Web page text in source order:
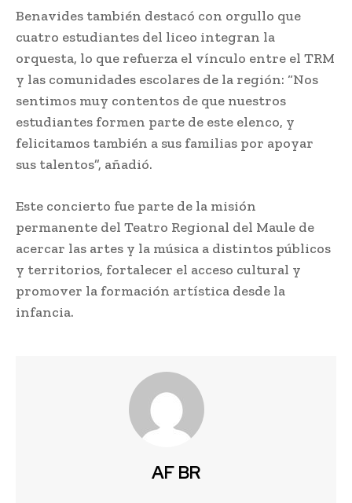
Benavides también destacó con orgullo que
cuatro estudiantes del liceo integran la
orquesta, lo que refuerza el vínculo entre el TRM
y las comunidades escolares de la región: “Nos
sentimos muy contentos de que nuestros
estudiantes formen parte de este elenco, y
felicitamos también a sus familias por apoyar
sus talentos”, añadió.
Este concierto fue parte de la misión
permanente del Teatro Regional del Maule de
acercar las artes y la música a distintos públicos
y territorios, fortalecer el acceso cultural y
promover la formación artística desde la
infancia.
AF BR